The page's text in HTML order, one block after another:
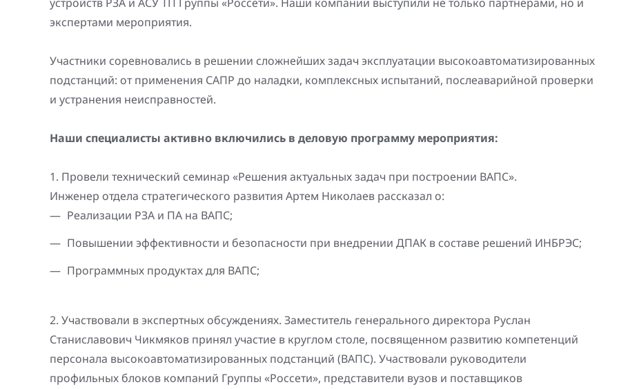
Генерация электроэнергии
Повышение надежности
Шкафы РЗА 110-220 кВ
Устройства релейной защиты и автоматики
присоединений 6-35кВ
Сбор и анализ информации об аварийных
Определение поврежденного фидера
Промышленная автоматизация
экспертами мероприятия.
Участники соревновались в решении сложнейших задач эксплуатации высокоавтоматизированных
подстанций: от применения САПР до наладки, комплексных испытаний, послеаварийной проверки
и устранения неисправностей.
Наши специалисты активно включились в деловую программу мероприятия:
1. Провели технический семинар «Решения актуальных задач при построении ВАПС».
Инженер отдела стратегического развития Артем Николаев рассказал о:
Реализации РЗА и ПА на ВАПС;
Повышении эффективности и безопасности при внедрении ДПАК в составе решений ИНБРЭС;
Программных продуктах для ВАПС;
2. Участвовали в экспертных обсуждениях. Заместитель генерального директора Руслан
Станиславович Чикмяков принял участие в круглом столе, посвященном развитию компетенций
персонала высокоавтоматизированных подстанций (ВАПС). Участвовали руководители
профильных блоков компаний Группы «Россети», представители вузов и поставщиков